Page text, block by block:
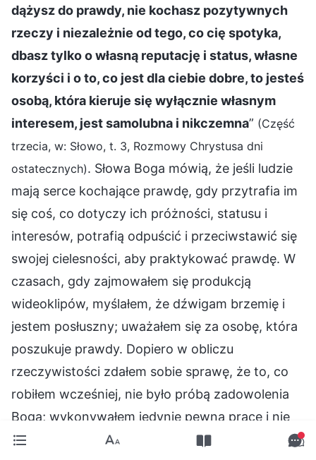
dążysz do prawdy, nie kochasz pozytywnych
rzeczy i niezależnie od tego, co cię spotyka,
dbasz tylko o własną reputację i status, własne
korzyści i o to, co jest dla ciebie dobre, to jesteś
osobą, która kieruje się wyłącznie własnym
interesem, jest samolubna i nikczemna” (Część
trzecia, w: Słowo, t. 3, Rozmowy Chrystusa dni
ostatecznych). Słowa Boga mówią, że jeśli ludzie
mają serce kochające prawdę, gdy przytrafia im
się coś, co dotyczy ich próżności, statusu i
interesów, potrafią odpuścić i przeciwstawić się
swojej cielesności, aby praktykować prawdę. W
czasach, gdy zajmowałem się produkcją
wideoklipów, myślałem, że dźwigam brzemię i
jestem posłuszny; uważałem się za osobę, która
poszukuje prawdy. Dopiero w obliczu
rzeczywistości zdałem sobie sprawę, że to, co
robiłem wcześniej, nie było próbą zadowolenia
Boga; wykonywałem jedynie pewną pracę i nie
wiązało się to z moimi własnymi interesami.